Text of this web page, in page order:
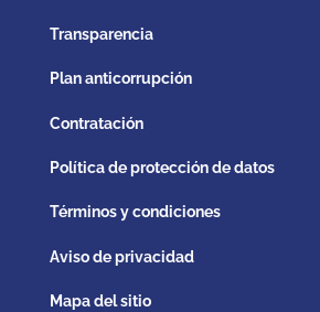
Transparencia
Plan anticorrupción
Contratación
Política de protección de datos
Términos y condiciones
Aviso de privacidad
Mapa del sitio